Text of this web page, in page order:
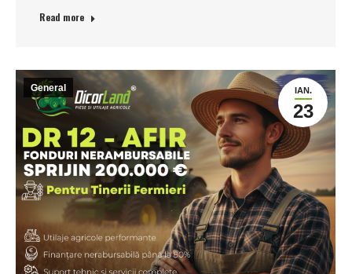
Read more
IAN.
23
General